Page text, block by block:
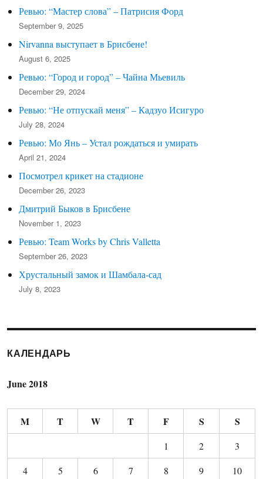
Ревью: “Мастер слова” – Патрисия Форд
September 9, 2025
Nirvanna выступает в Брисбене!
August 6, 2025
Ревью: “Город и город” – Чайна Мьевиль
December 29, 2024
Ревью: “Не отпускай меня” – Кадзуо Исигуро
July 28, 2024
Ревью: Мо Янь – Устал рождаться и умирать
April 21, 2024
Посмотрел крикет на стадионе
December 26, 2023
Дмитрий Быков в Брисбене
November 1, 2023
Ревью: Team Works by Chris Valletta
September 26, 2023
Хрустальный замок и Шамбала-сад
July 8, 2023
КАЛЕНДАРЬ
June 2018
M T W T F S S
1 2
3
4
5 6 7 8 9
10